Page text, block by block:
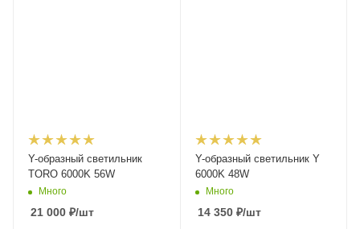
Y-образный светильник
TORO 6000K 56W
Много
21 000 ₽/шт
Y-образный светильник Y
6000K 48W
Много
14 350₽/шт